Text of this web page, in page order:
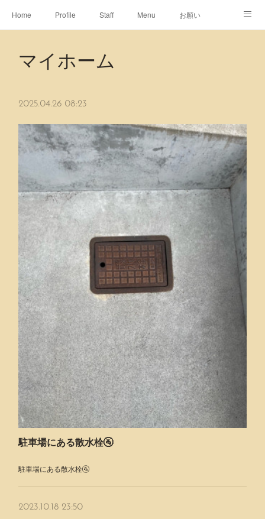
Home Profile Staff Menu お願い
ピエヌヘアチャンネル
マイホーム
2025.04.26 08:23
駐車場にある散水栓🚰
駐車場にある散水栓🚰
2023.10.18 23:50